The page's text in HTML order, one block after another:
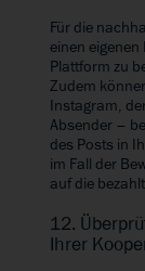
Für die
einen
Plattform zu
Zudem
Instagram,
Absender –
des Posts in
im Fall der
auf die
12.
Ihrer